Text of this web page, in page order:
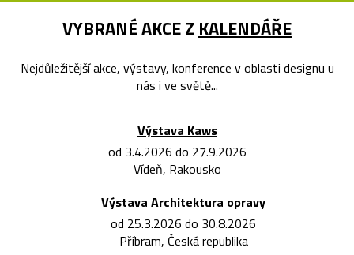
VYBRANÉ AKCE Z KALENDÁŘE
Nejdůležitější akce, výstavy, konference v oblasti designu u
nás i ve světě...
Výstava Kaws
od 3.4.2026 do 27.9.2026
Vídeň, Rakousko
Výstava Architektura opravy
od 25.3.2026 do 30.8.2026
Příbram, Česká republika